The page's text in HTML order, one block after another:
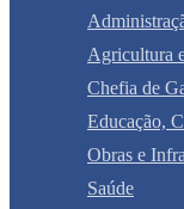
Agricultura
Chefia de
Educação,
Obras e
Saúde